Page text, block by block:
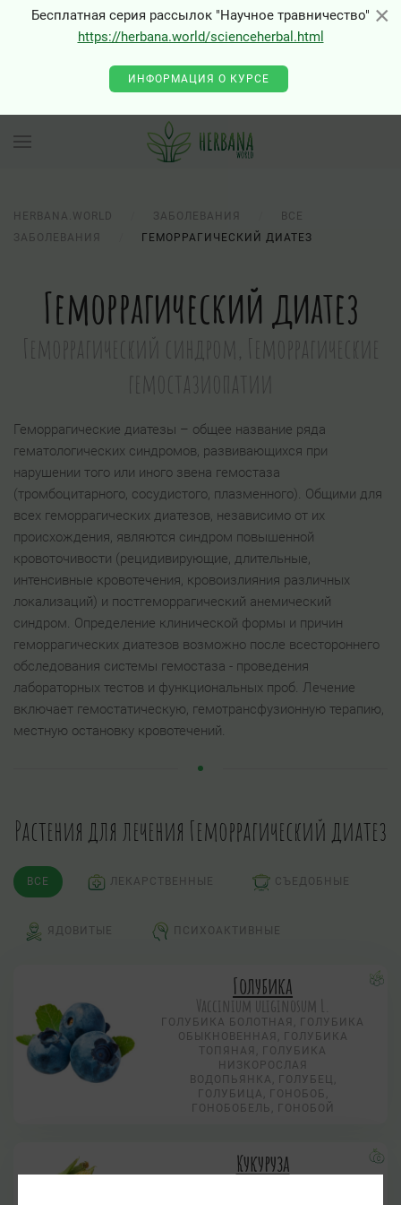
×
Бесплатная серия рассылок "Научное травничество"
https://herbana.world/scienceherbal.html
ИНФОРМАЦИЯ О КУРСЕ
HERBANA.WORLD ЗАБОЛЕВАНИЯ
ВСЕ
ЗАБОЛЕВАНИЯ
ГЕМОРРАГИЧЕСКИЙ ДИАТЕЗ
Геморрагический диатез
Геморрагический синдром, Геморрагические
гемостазиопатии
Геморрагические диатезы – общее название ряда
гематологических синдромов, развивающихся при
нарушении того или иного звена гемостаза
(тромбоцитарного, сосудистого, плазменного). Общими для
всех геморрагических диатезов, независимо от их
происхождения, являются синдром повышенной
кровоточивости (рецидивирующие, длительные,
интенсивные кровотечения, кровоизлияния различных
локализаций) и постгеморрагический анемический
синдром. Определение клинической формы и причин
геморрагических диатезов возможно после всестороннего
обследования системы гемостаза - проведения
лабораторных тестов и функциональных проб. Лечение
включает гемостатическую, гемотрансфузионную терапию,
местную остановку кровотечений.
Растения для лечения Геморрагический диатез
ВСЕ ЛЕКАРСТВЕННЫЕ СЪЕДОБНЫЕ
ЯДОВИТЫЕ ПСИХОАКТИВНЫЕ
Голубика
Vaccinium uliginosum L.
ГОЛУБИКА БОЛОТНАЯ, ГОЛУБИКА
ОБЫКНОВЕННАЯ, ГОЛУБИКА
ТОПЯНАЯ, ГОЛУБИКА
НИЗКОРОСЛАЯ
ВОДОПЬЯНКА, ГОЛУБЕЦ,
ГОЛУБИЦА, ГОНОБОБ,
ГОНОБОБЕЛЬ, ГОНОБОЙ
Кукуруза
×